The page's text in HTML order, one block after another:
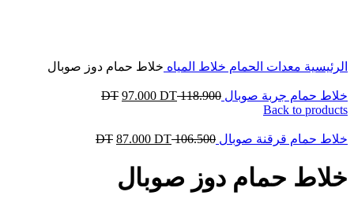
الرئيسية معدات الحمام خلاط المياه خلاط حمام دوز صوبال
خلاط حمام جربة صوبال 118.900
DT
97.000 DT
Back to products
خلاط حمام قرقنة صوبال 106.500
DT
87.000 DT
خلاط حمام دوز صوبال